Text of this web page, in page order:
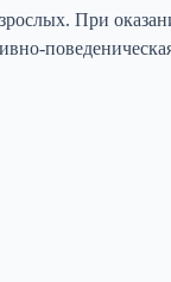
При